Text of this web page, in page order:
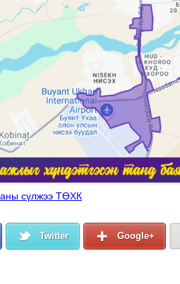
сүлжээ ТӨХК
Twitter Google+